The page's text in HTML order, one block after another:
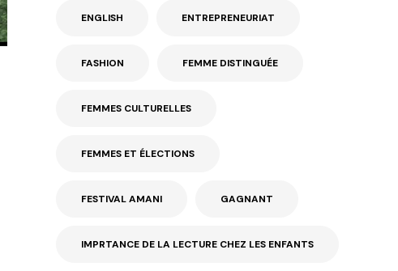
ENGLISH ENTREPRENEURIAT
FASHION FEMME DISTINGUÉE
FEMMES CULTURELLES
FEMMES ET ÉLECTIONS
FESTIVAL AMANI GAGNANT
IMPRTANCE DE LA LECTURE CHEZ LES ENFANTS